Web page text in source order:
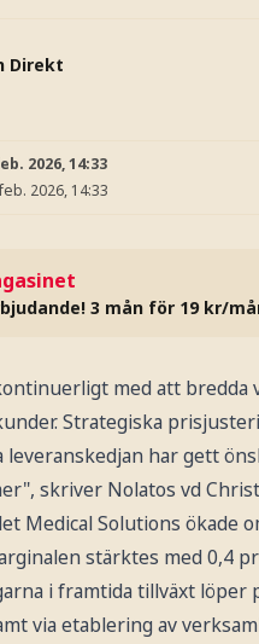
Direkt
2026, 14:33
2026, 14:33
3 mån för 19 kr/
med att bredda
Strategiska
leveranskedjan har gett
skriver Nolatos vd
Medical Solutions ökade
stärktes med 0,4
i framtida tillväxt löper
via etablering av